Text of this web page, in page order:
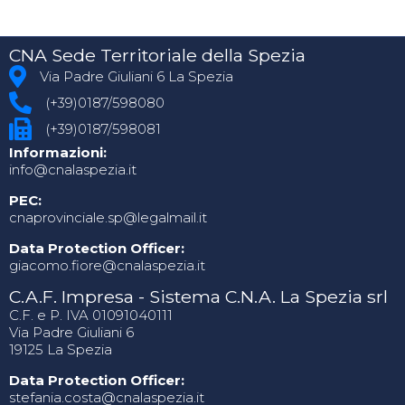
CNA Sede Territoriale della Spezia
Via Padre Giuliani 6 La Spezia
(+39)0187/598080
(+39)0187/598081
Informazioni:
info@cnalaspezia.it
PEC:
cnaprovinciale.sp@legalmail.it
Data Protection Officer:
giacomo.fiore@cnalaspezia.it
C.A.F. Impresa - Sistema C.N.A. La Spezia srl
C.F. e P. IVA 01091040111
Via Padre Giuliani 6
19125 La Spezia
Data Protection Officer:
stefania.costa@cnalaspezia.it